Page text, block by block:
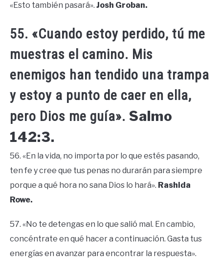
«Esto también pasará». Josh Groban.
55. «Cuando estoy perdido, tú me
muestras el camino. Mis
enemigos han tendido una trampa
y estoy a punto de caer en ella,
pero Dios me guía». Salmo
142:3.
56. «En la vida, no importa por lo que estés pasando,
ten fe y cree que tus penas no durarán para siempre
porque a qué hora no sana Dios lo hará». Rashida
Rowe.
57. «No te detengas en lo que salió mal. En cambio,
concéntrate en qué hacer a continuación. Gasta tus
energías en avanzar para encontrar la respuesta».